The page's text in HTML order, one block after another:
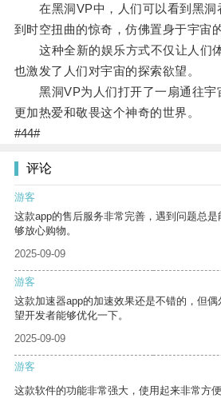
在黑洞VP中，人们可以看到黑洞
到时空扭曲的惊奇，仿佛置身于宇宙
这种全新的娱乐方式不仅让人们体
也激发了人们对宇宙的探索欲望。
黑洞VP为人们打开了一扇通往宇
更加热爱和敬畏这个神奇的世界。
#44#
评论
游客
这款app的售后服务非常完善，遇到问题总
够放心购物。
2025-09-09
游客
这款加速器app的加速效果还是不错的，但
望开发者能够优化一下。
2025-09-09
游客
这款软件的功能非常强大，使用起来非常方便